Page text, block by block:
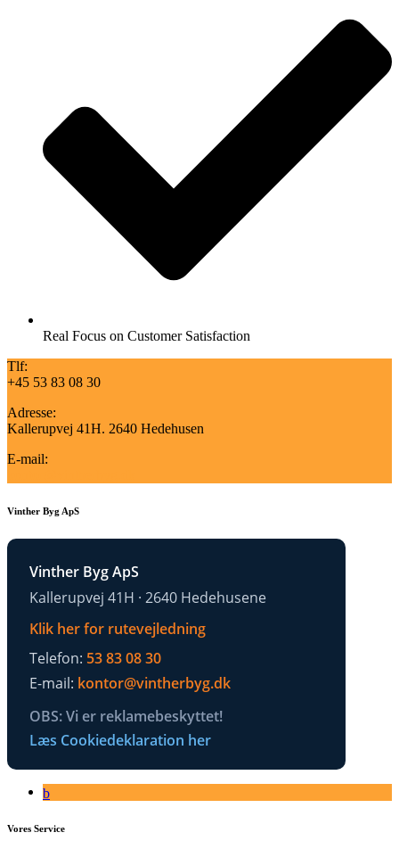
Real Focus on Customer Satisfaction
Tlf:
+45 53 83 08 30
Adresse:
Kallerupvej 41H. 2640 Hedehusen
E-mail:
Vinther Byg ApS
Vinther Byg ApS
Kallerupvej 41H · 2640 Hedehusene
Klik her for rutevejledning
Telefon: 53 83 08 30
E-mail: kontor@vintherbyg.dk
OBS: Vi er reklamebeskyttet!
Læs Cookiedeklaration her
Vores Service